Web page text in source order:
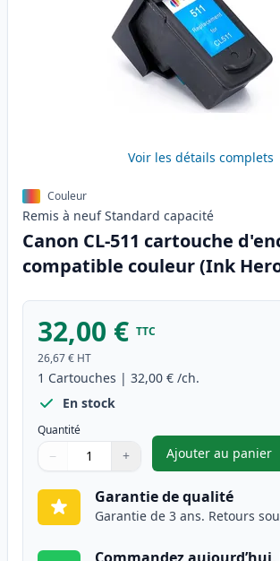
Voir les détails complets
Couleur
Remis à neuf Standard capacité
Canon CL-511 cartouche
compatible couleur (Ink
32,00 € TTC
26,67 € HT
1 Cartouches | 32,00 € /ch.
En stock
Quantité
Quantité
Utilisez les boutons pour ajuster
− +
Quantité
Ajouter au panier
,Canon
Garantie de qualité
Garantie de 3 ans. Retours